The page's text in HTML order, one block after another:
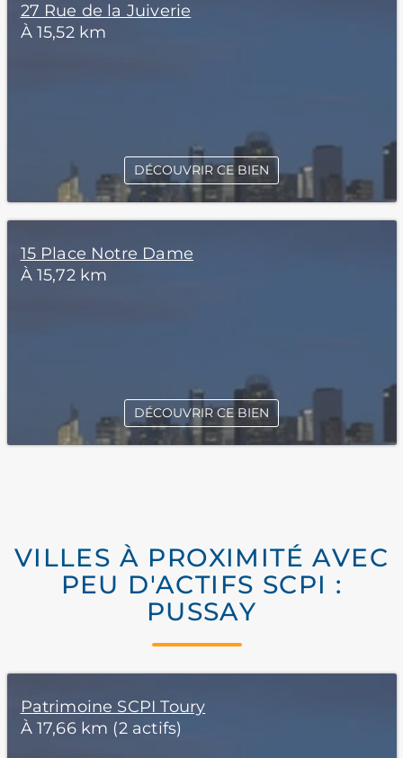
27 Rue de la Juiverie
À 15,52 km
DÉCOUVRIR CE BIEN
15 Place Notre Dame
À 15,72 km
DÉCOUVRIR CE BIEN
VILLES À PROXIMITÉ AVEC
PEU D'ACTIFS SCPI :
PUSSAY
Patrimoine SCPI Toury
À 17,66 km (2 actifs)